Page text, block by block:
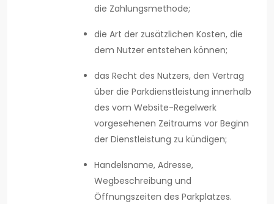
die Zahlungsmethode;
die Art der zusätzlichen Kosten, die
dem Nutzer entstehen können;
das Recht des Nutzers, den Vertrag
über die Parkdienstleistung innerhalb
des vom Website-Regelwerk
vorgesehenen Zeitraums vor Beginn
der Dienstleistung zu kündigen;
Handelsname, Adresse,
Wegbeschreibung und
Öffnungszeiten des Parkplatzes.